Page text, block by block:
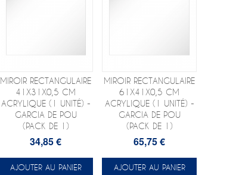
MIROIR RECTANGULAIRE
41X31X0,5 CM
ACRYLIQUE (1 UNITÉ) -
GARCIA DE POU
(PACK DE 1)
34,85 €
AJOUTER AU PANIER
MIROIR RECTANGULAIRE
61X41X0,5 CM
ACRYLIQUE (1 UNITÉ) -
GARCIA DE POU
(PACK DE 1)
65,75 €
AJOUTER AU PANIER